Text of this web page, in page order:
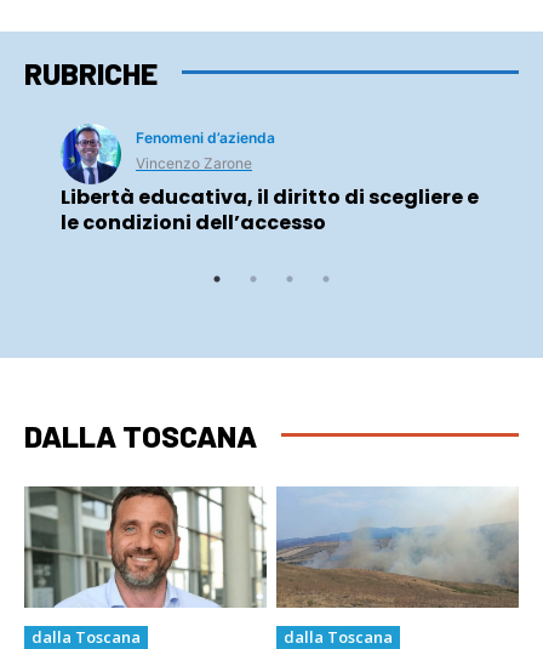
RUBRICHE
Fenomeni d’azienda
Vincenzo Zarone
Libertà educativa, il diritto di scegliere e
le condizioni dell’accesso
DALLA TOSCANA
dalla Toscana dalla Toscana